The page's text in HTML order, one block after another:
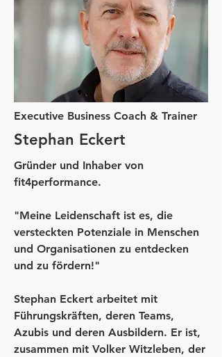
Executive Business Coach & Trainer
Stephan Eckert
Gründer und Inhaber von
fit4performance.
"Meine Leidenschaft ist es, die
versteckten Potenziale in Menschen
und Organisationen zu entdecken
und zu fördern!"
Stephan Eckert arbeitet mit
Führungskräften, deren Teams,
Azubis und deren Ausbildern. Er ist,
zusammen mit Volker Witzleben, der